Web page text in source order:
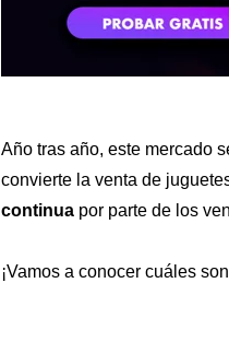
Año tras año, este mercado
convierte la venta de
continua por parte de los
¡Vamos a conocer cuáles